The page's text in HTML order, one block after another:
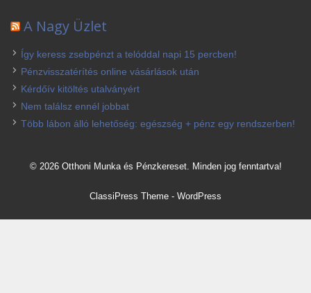
A Nagy Üzlet
Így keress zsebpénzt a telóddal napi 15 percben!
Pénzvisszatérítés online vásárlások után
Kérdőív kitöltés utalványért
Nem találsz ennél jobbat
Több lábon álló lehetőség: egészség + pénz egy rendszerben!
© 2026 Otthoni Munka és Pénzkereset. Minden jog fenntartva!
ClassiPress Theme - WordPress